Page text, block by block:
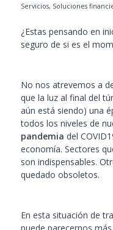
Servicios, Soluciones
¿Estas pensando en
seguro de si es el
No nos atrevemos a
que la luz al final del
aún está siendo) una
todos los niveles de
pandemia del
economía. Sectores
son indispensables.
quedado obsoletos.
En esta situación de
puede parecernos